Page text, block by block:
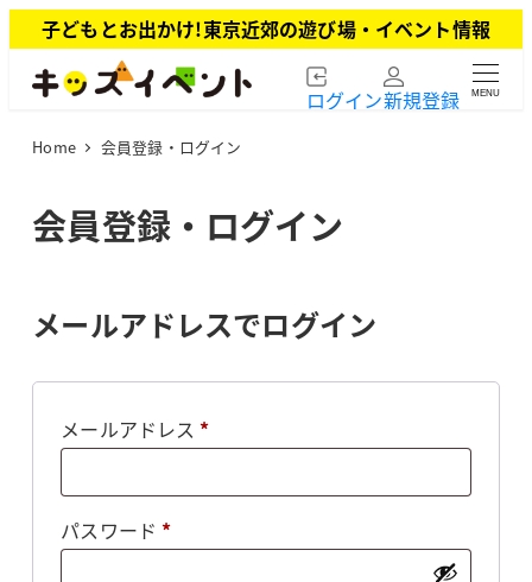
イ
子どもとお出かけ!東京近郊の遊び場・イベント情報
ログイン新規登録 MENU
Home 会員登録・ログイン
会員登録・ログイン
メールアドレスでログイン
メールアドレス *必
パスワード *必